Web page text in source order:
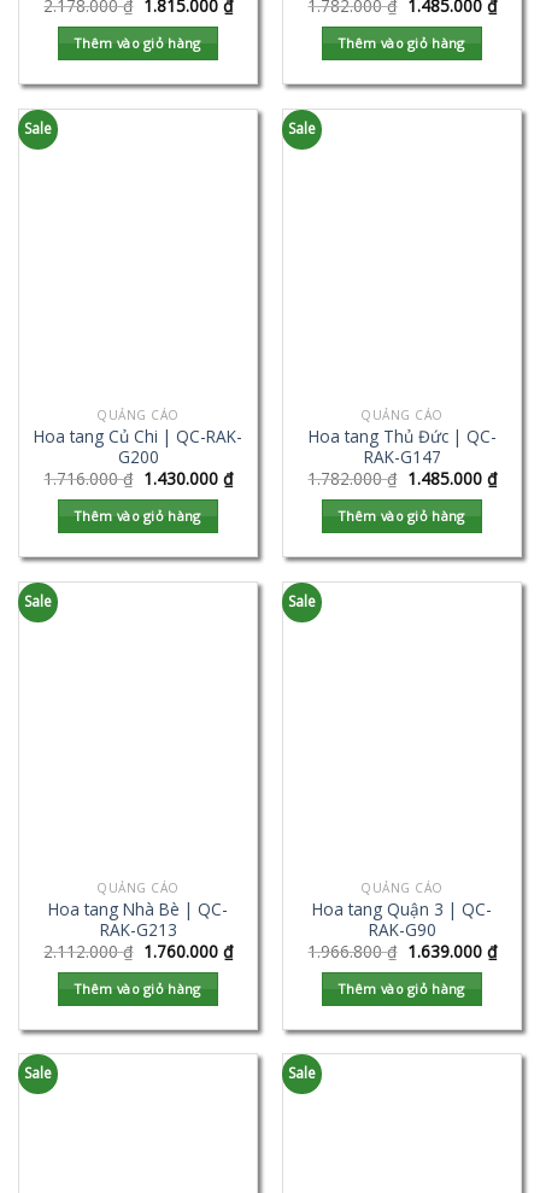
2.178.000₫ 1.815.000 ₫
Thêm vào giỏ hàng
1.782.000₫ 1.485.000 ₫
Thêm vào giỏ hàng
Sale
QUẢNG CÁO
Hoa tang Củ Chi | QC-RAK-
G200
1.716.000₫ 1.430.000 ₫
Thêm vào giỏ hàng
Sale
QUẢNG CÁO
Hoa tang Thủ Đức | QC-
RAK-G147
1.782.000₫ 1.485.000 ₫
Thêm vào giỏ hàng
Sale
QUẢNG CÁO
Hoa tang Nhà Bè | QC-
RAK-G213
2.112.000₫ 1.760.000 ₫
Thêm vào giỏ hàng
Sale
QUẢNG CÁO
Hoa tang Quận 3 | QC-
RAK-G90
1.966.800₫ 1.639.000 ₫
Thêm vào giỏ hàng
Sale Sale